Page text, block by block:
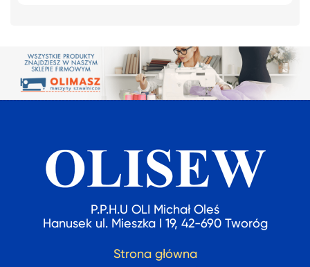
P.P.H.U OLI Michał Oleś
Hanusek ul. Mieszka I 19, 42-690 Tworóg
Strona główna